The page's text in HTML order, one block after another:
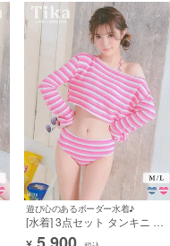
遊び心のあるボーダー水着♪
[水着] 3点セット タンキニ ボ
ーダー柄 トップス付き 長袖